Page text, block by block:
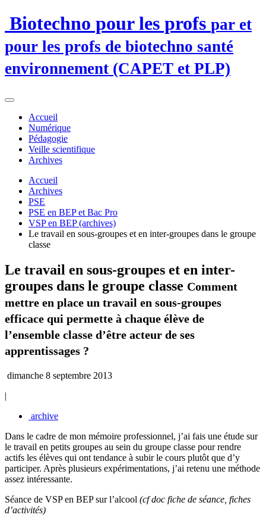
Biotechno pour les profs par et
pour les profs de biotechno santé
environnement (CAPET et PLP)
Accueil
Numérique
Pédagogie
Veille scientifique
Archives
Accueil
Archives
PSE
PSE en BEP et Bac Pro
VSP en BEP (archives)
Le travail en sous-groupes et en inter-groupes dans le groupe
classe
Le travail en sous-groupes et en inter-
groupes dans le groupe classe Comment
mettre en place un travail en sous-groupes
efficace qui permette à chaque élève de
l’ensemble classe d’être acteur de ses
apprentissages ?
dimanche 8 septembre 2013
|
archive
Dans le cadre de mon mémoire professionnel, j’ai fais une étude sur
le travail en petits groupes au sein du groupe classe pour rendre
actifs les élèves qui ont tendance à subir le cours plutôt que d’y
participer. Après plusieurs expérimentations, j’ai retenu une méthode
assez intéressante.
Séance de VSP en BEP sur l’alcool (cf doc fiche de séance, fiches
d’activités)